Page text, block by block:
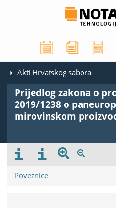
Akti Hrvatskog sabora
Prijedlog zakona o
2019/1238 o
mirovinskom
Poveznice